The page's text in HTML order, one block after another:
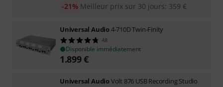
Meilleur prix sur 30 jours: 359 €
-21%
Universal Audio4-710D Twin-Finity
48
Disponible immédiatement
1.899€
Universal AudioVolt 876 USB Recording Studio